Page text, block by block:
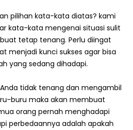
pilihan kata-kata diatas? kami
kata-kata mengenai situasi sulit
tetap tenang. Perlu diingat
menjadi kunci sukses agar bisa
yang sedang dihadapi.
tidak tenang dan mengambil
buru maka akan membuat
orang pernah menghadapi
perbedaannya adalah apakah